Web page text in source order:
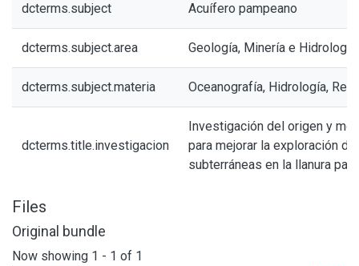
dcterms.subject Acuífero pampeano
dcterms.subject.area Geología, Minería e Hidrología
dcterms.subject.materia Oceanografía, Hidrología,
dcterms.title.investigacion
Investigación del origen y
para mejorar la exploración de
subterráneas en la llanura
Files
Original bundle
Now showing 1 - 1 of 1